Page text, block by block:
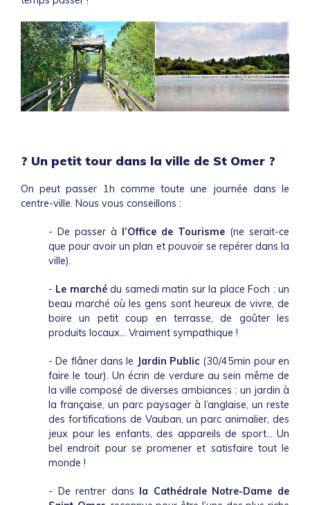
?️ Un petit tour dans la ville de St Omer ?️
On peut passer 1h comme toute une journée dans le
centre-ville. Nous vous conseillons :
- De passer à l’Office de Tourisme (ne serait-ce
que pour avoir un plan et pouvoir se repérer dans la
ville).
- Le marchédu samedi matin sur la place Foch : un
beau marché où les gens sont heureux de vivre, de
boire un petit coup en terrasse, de goûter les
produits locaux… Vraiment sympathique !
- De flâner dans le Jardin Public (30/45min pour en
faire le tour). Un écrin de verdure au sein même de
la ville composé de diverses ambiances : un jardin à
la française, un parc paysager à l’anglaise, un reste
des fortifications de Vauban, un parc animalier, des
jeux pour les enfants, des appareils de sport… Un
bel endroit pour se promener et satisfaire tout le
monde !
- De rentrer dans la Cathédrale Notre-Dame de